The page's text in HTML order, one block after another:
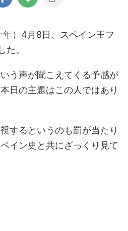
）4月8日、スペイン王フ
た。
う声が聞こえてくる予感が
日の主題はこの人ではあり
するというのも罰が当たり
イン史と共にざっくり見て